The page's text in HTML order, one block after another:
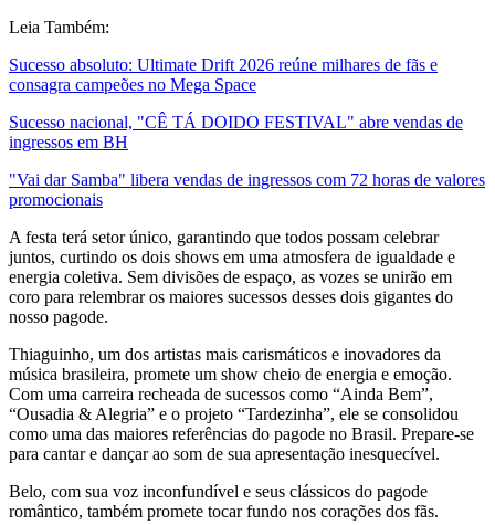
Leia Também:
Sucesso absoluto: Ultimate Drift 2026 reúne milhares de fãs e
consagra campeões no Mega Space
Sucesso nacional, "CÊ TÁ DOIDO FESTIVAL" abre vendas de
ingressos em BH
"Vai dar Samba" libera vendas de ingressos com 72 horas de valores
promocionais
A festa terá setor único, garantindo que todos possam celebrar
juntos, curtindo os dois shows em uma atmosfera de igualdade e
energia coletiva. Sem divisões de espaço, as vozes se unirão em
coro para relembrar os maiores sucessos desses dois gigantes do
nosso pagode.
Thiaguinho, um dos artistas mais carismáticos e inovadores da
música brasileira, promete um show cheio de energia e emoção.
Com uma carreira recheada de sucessos como “Ainda Bem”,
“Ousadia & Alegria” e o projeto “Tardezinha”, ele se consolidou
como uma das maiores referências do pagode no Brasil. Prepare-se
para cantar e dançar ao som de sua apresentação inesquecível.
Belo, com sua voz inconfundível e seus clássicos do pagode
romântico, também promete tocar fundo nos corações dos fãs.